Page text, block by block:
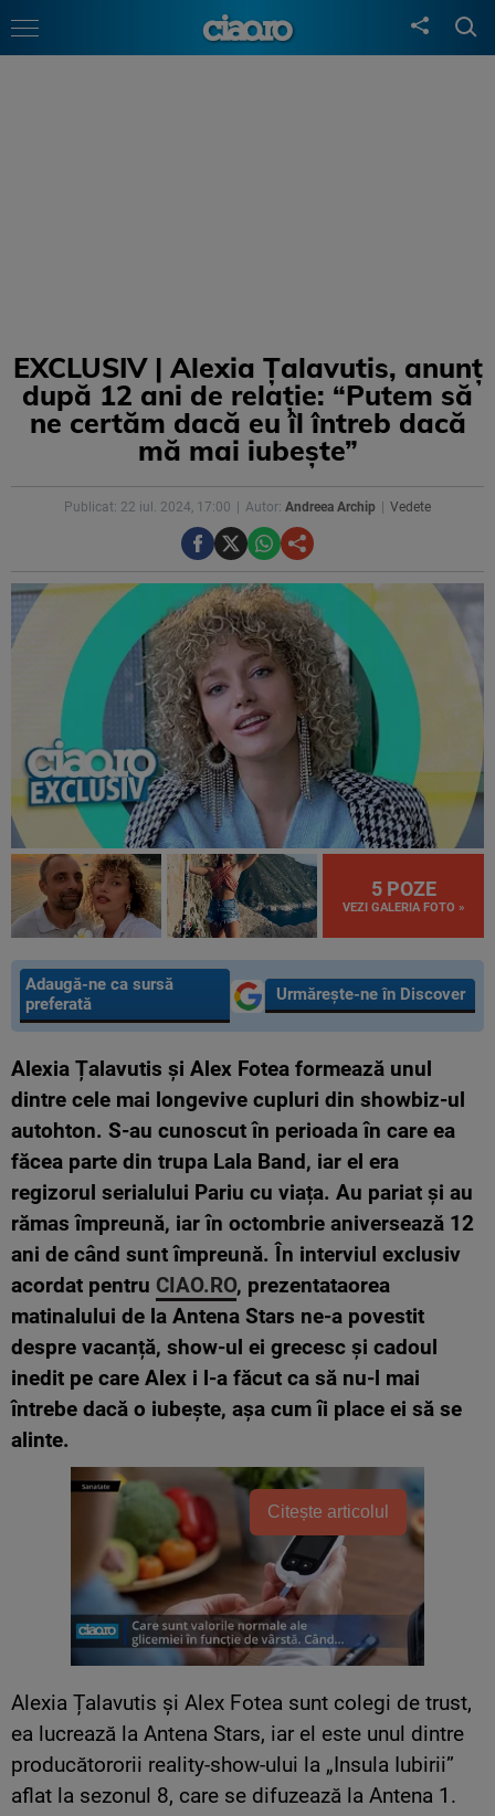
EXCLUSIV | Alexia Țalavutis, anunț
după 12 ani de relație: “Putem să
ne certăm dacă eu îl întreb dacă
mă mai iubește”
Publicat: 22 iul. 2024, 17:00 Autor: Andreea Archip Vedete
5 POZE
VEZI GALERIA FOTO »
Adaugă-ne ca sursă
preferată
Urmărește-ne în Discover
Alexia Țalavutis și Alex Fotea formează unul
dintre cele mai longevive cupluri din showbiz-ul
autohton. S-au cunoscut în perioada în care ea
făcea parte din trupa Lala Band, iar el era
regizorul serialului Pariu cu viața. Au pariat și au
rămas împreună, iar în octombrie aniversează 12
ani de când sunt împreună. În interviul exclusiv
acordat pentru CIAO.RO, prezentataorea
matinalului de la Antena Stars ne-a povestit
despre vacanță, show-ul ei grecesc și cadoul
inedit pe care Alex i l-a făcut ca să nu-l mai
întrebe dacă o iubește, așa cum îi place ei să se
alinte.
Citește articolul
Alexia Țalavutis și Alex Fotea sunt colegi de trust,
ea lucrează la Antena Stars, iar el este unul dintre
producătororii reality-show-ului la „Insula Iubirii”
aflat la sezonul 8, care se difuzează la Antena 1.